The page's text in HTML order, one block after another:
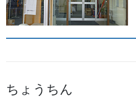
祭り前掛け・けんたい・胸当て
提灯 祭
生地
ちょうちん